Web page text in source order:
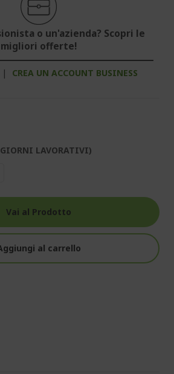
o un'azienda? Scopri le
migliori offerte!
| CREA UN ACCOUNT BUSINESS
LAVORATIVI)
Vai al Prodotto
al carrello